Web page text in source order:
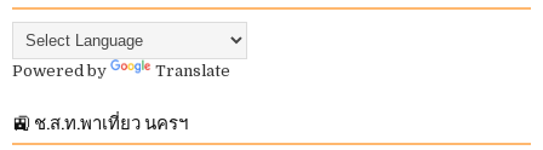
Powered by Translate
🚉 ช.ส.ท.พาเที่ยว นครฯ